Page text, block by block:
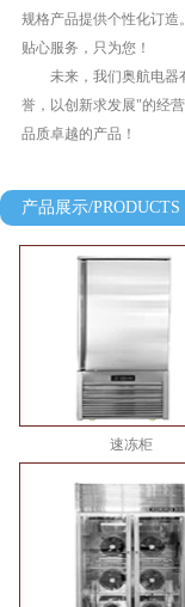
规格产品提供个性化订造
贴心服务，只为您！
未来，我们奥航电器
誉，以创新求发展"的经
品质卓越的产品！
产品展示/PRODUCTS
速冻柜